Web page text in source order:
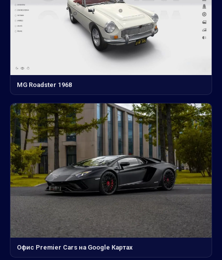
MG Roadster 1968
Офис Premier Cars на Google Картах